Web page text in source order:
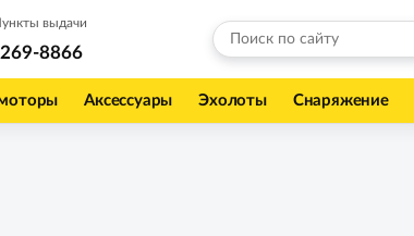
выдачи
8866
Аксессуары Эхолоты Снаряжение